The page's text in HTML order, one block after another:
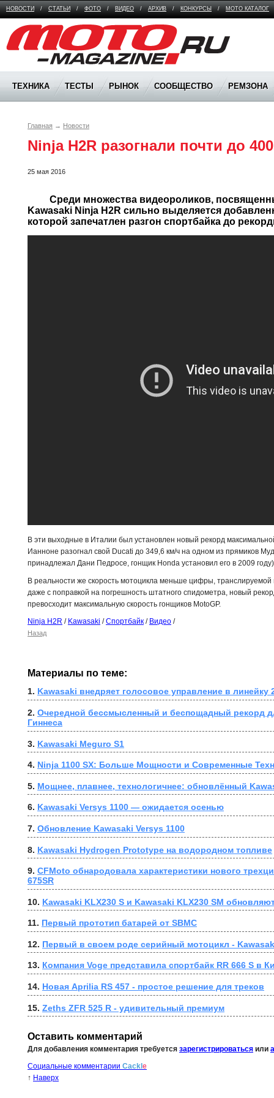
НОВОСТИ / СТАТЬИ / ФОТО / ВИДЕО / АРХИВ / КОНКУРСЫ / МОТО КАТАЛОГ
Moto Magazine
ТЕХНИКА ТЕСТЫ РЫНОК СООБЩЕСТВО РЕМЗОНА
Главная → Новости
Ninja H2R разогнали почти до
25 мая 2016
Kawasaki Ninja H2R сильно выделяется
В эти выходные в Италии был установлен новый рекорд
Ианноне разогнал свой Ducati до 349,6 км/ч на одном из прямиков
принадлежал Дани Педросе, гонщик Honda установил его в 2009
В реальности же скорость мотоцикла меньше цифры,
даже с поправкой на погрешность штатного спидометра, новый
превосходит максимальную скорость гонщиков MotoGP.
Ninja H2R / Kawasaki /Спортбайк / Видео /
Назад
Материалы по теме:
1. Kawasaki внедряет голосовое управление в линейку
2. Очередной бессмысленный и беспощадный рекорд
Гиннеса
3. Kawasaki Meguro S1
4. Ninja 1100 SX: Больше Мощности и Современные
5. Мощнее, плавнее, технологичнее: обновлённый
6. Kawasaki Versys 1100 — ожидается осенью
7. Обновление Kawasaki Versys 1100
8. Kawasaki Hydrogen Prototype на водородном топливе
9. CFMoto обнародовала характеристики нового
675SR
10. Kawasaki KLX230 S и Kawasaki KLX230 SM
11. Первый прототип батарей от SBMC
12. Первый в своем роде серийный мотоцикл -
13. Компания Voge представила спортбайк RR 666 S в
14. Новая Aprilia RS 457 - простое решение для треков
15. Zeths ZFR 525 R - удивительный премиум
Оставить комментарий
Для добавления комментария требуется зарегистрироваться или
Социальные комментарии Cackl e
↑ Наверх